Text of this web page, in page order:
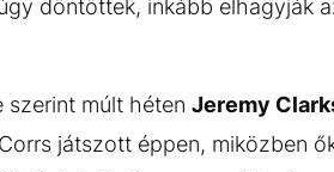
döntöttek, inkább elhagyják
szerint múlt héten Jeremy
játszott éppen, miközben